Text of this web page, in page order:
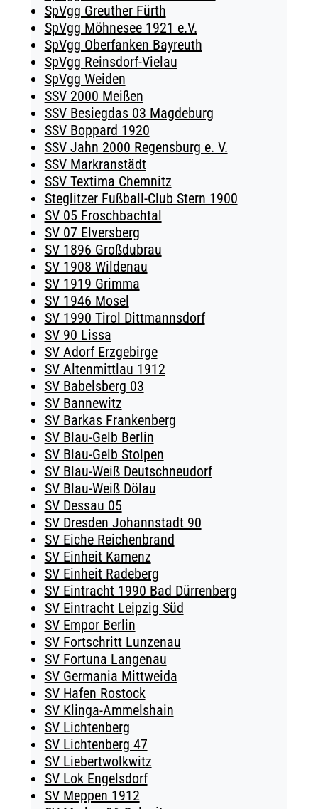
SpVgg Greuther Fürth
SpVgg Möhnesee 1921 e.V.
SpVgg Oberfanken Bayreuth
SpVgg Reinsdorf-Vielau
SpVgg Weiden
SSV 2000 Meißen
SSV Besiegdas 03 Magdeburg
SSV Boppard 1920
SSV Jahn 2000 Regensburg e. V.
SSV Markranstädt
SSV Textima Chemnitz
Steglitzer Fußball-Club Stern 1900
SV 05 Froschbachtal
SV 07 Elversberg
SV 1896 Großdubrau
SV 1908 Wildenau
SV 1919 Grimma
SV 1946 Mosel
SV 1990 Tirol Dittmannsdorf
SV 90 Lissa
SV Adorf Erzgebirge
SV Altenmittlau 1912
SV Babelsberg 03
SV Bannewitz
SV Barkas Frankenberg
SV Blau-Gelb Berlin
SV Blau-Gelb Stolpen
SV Blau-Weiß Deutschneudorf
SV Blau-Weiß Dölau
SV Dessau 05
SV Dresden Johannstadt 90
SV Eiche Reichenbrand
SV Einheit Kamenz
SV Einheit Radeberg
SV Eintracht 1990 Bad Dürrenberg
SV Eintracht Leipzig Süd
SV Empor Berlin
SV Fortschritt Lunzenau
SV Fortuna Langenau
SV Germania Mittweida
SV Hafen Rostock
SV Klinga-Ammelshain
SV Lichtenberg
SV Lichtenberg 47
SV Liebertwolkwitz
SV Lok Engelsdorf
SV Meppen 1912